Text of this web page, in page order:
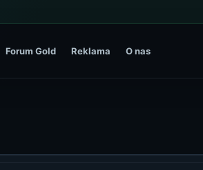
Forum Gold Reklama O nas